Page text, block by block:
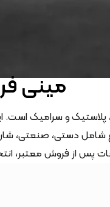
مینی
و سرامیک است.
دستی، صنعتی،
پس از فروش معتبر،